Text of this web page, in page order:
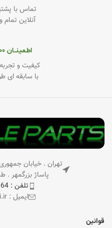
تماس با
آنلاین
اطـمینــان ۱۰۰٪
کیفیت و
با سابقه ای
تهران . خیابان
پاساژ بزرگمهر .
تلفن : 09194912164
ایمیل : info@rokari.ir
قوانین